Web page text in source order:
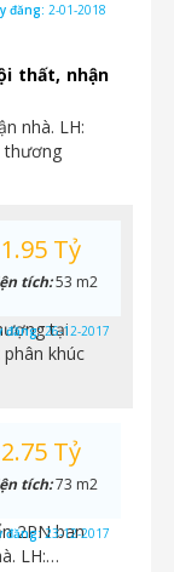
thất, nhận
nhà. LH:
thương
đăng: 2-01-2018
tại The
tại
khúc
1.95 Tỷ
tích:53 m2
đăng:26-12-2017
20, giá chỉ
2PN ban
LH:…
2.75 Tỷ
tích:73 m2
đăng:23-12-2017